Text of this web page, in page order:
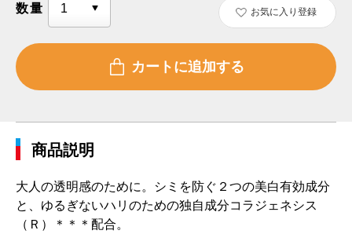
数量 お気に入り登録
商品説明
大人の透明感のために。シミを防ぐ２つの美白有効成分
と、ゆるぎないハリのための独自成分コラジェネシス
（Ｒ）＊＊＊配合。